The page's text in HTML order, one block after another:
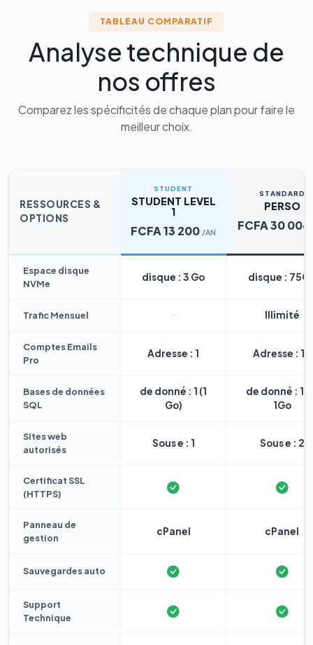
TABLEAU COMPARATIF
Analyse technique de
nos offres
Comparez les spécificités de chaque plan pour faire le
meilleur choix.
RESSOURCES &
OPTIONS
STUDENT
STUDENT LEVEL
1
FCFA 13 200 /AN
STANDARD
PERSO
FCFA 30 004
Espace disque
NVMe
disque : 3 Go disque :
Trafic Mensuel Illimité
Comptes Emails
Pro
Adresse : 1 Adresse : 10
Bases de données
SQL
de donné : 1 (1
Go)
de donné : 1
1Go
Sites web
autorisés
Sous e : 1 Sous e : 2
Certificat SSL
(HTTPS)
Panneau de
gestion
cPanel cPanel
Sauvegardes auto
Support
Technique